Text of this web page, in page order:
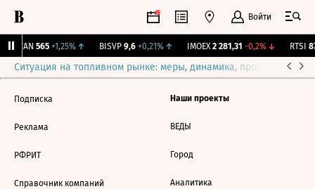
Войти
AVAN 565 +1,25%↑ BISVP 9,6 +0,21%↑ IMOEX 2 281,31 -0,2%↓ RTSI
Ситуация на топливном рынке: меры, динамика, прогнозы
Подписка
Реклама
РФРИТ
Справочник компаний
Наши проекты
ВЕДЫ
Город
Аналитика